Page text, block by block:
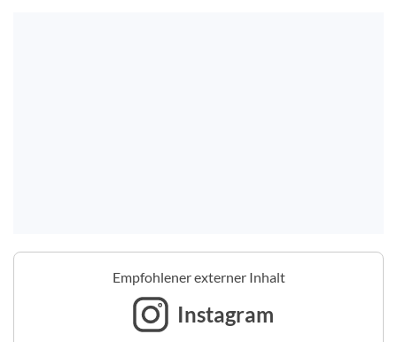
Empfohlener externer Inhalt
Instagram